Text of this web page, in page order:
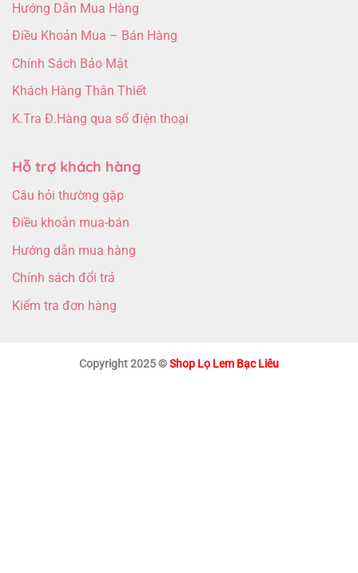
Hướng Dẫn Mua Hàng
Điều Khoản Mua – Bán Hàng
Chính Sách Bảo Mật
Khách Hàng Thân Thiết
K.Tra Đ.Hàng qua số điện thoại
Hỗ trợ khách hàng
Câu hỏi thường gặp
Điều khoản mua-bán
Hướng dẫn mua hàng
Chính sách đổi trả
Kiểm tra đơn hàng
Copyright 2025 ©Shop Lọ Lem Bạc Liêu